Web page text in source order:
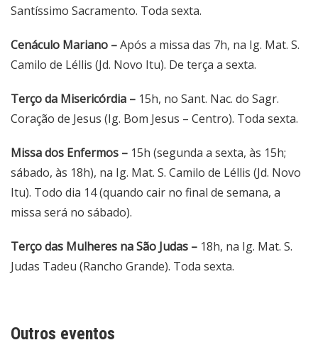
Santíssimo Sacramento. Toda sexta.
Cenáculo Mariano –Após a missa das 7h, na Ig. Mat. S.
Camilo de Léllis (Jd. Novo Itu). De terça a sexta.
Terço da Misericórdia – 15h, no Sant. Nac. do Sagr.
Coração de Jesus (Ig. Bom Jesus – Centro). Toda sexta.
Missa dos Enfermos – 15h (segunda a sexta, às 15h;
sábado, às 18h), na Ig. Mat. S. Camilo de Léllis (Jd. Novo
Itu). Todo dia 14 (quando cair no final de semana, a
missa será no sábado).
Terço das Mulheres na São Judas – 18h, na Ig. Mat. S.
Judas Tadeu (Rancho Grande). Toda sexta.
Outros eventos